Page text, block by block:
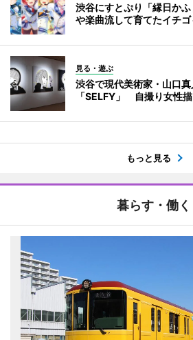
渋谷にすとぷり「縁日か
や楽曲流して育てたイチゴ
見る・遊ぶ
渋谷で現代美術家・山口
「SELFY」 自撮り女性描
もっと見る
暮らす・働く